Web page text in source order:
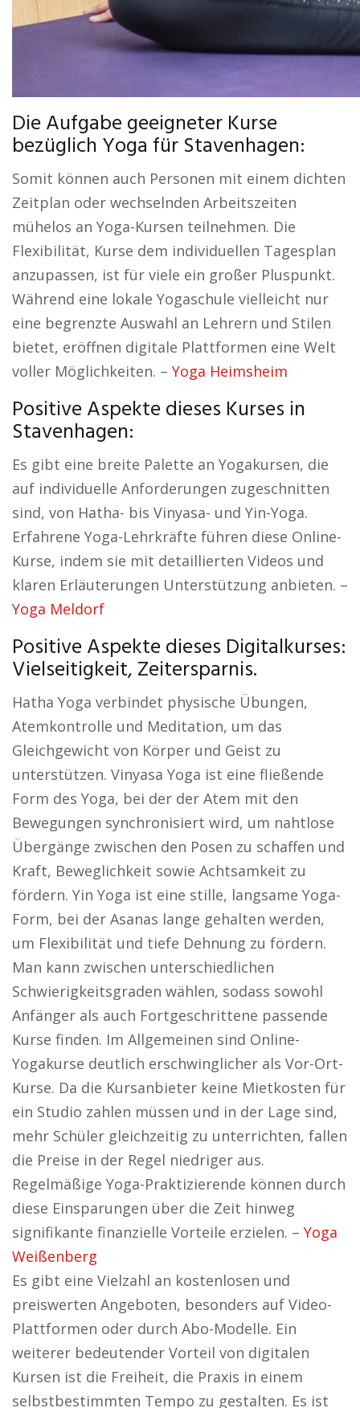
Die Aufgabe geeigneter Kurse
bezüglich Yoga für Stavenhagen:
Somit können auch Personen mit einem dichten
Zeitplan oder wechselnden Arbeitszeiten
mühelos an Yoga-Kursen teilnehmen. Die
Flexibilität, Kurse dem individuellen Tagesplan
anzupassen, ist für viele ein großer Pluspunkt.
Während eine lokale Yogaschule vielleicht nur
eine begrenzte Auswahl an Lehrern und Stilen
bietet, eröffnen digitale Plattformen eine Welt
voller Möglichkeiten. – Yoga Heimsheim
Positive Aspekte dieses Kurses in
Stavenhagen:
Es gibt eine breite Palette an Yogakursen, die
auf individuelle Anforderungen zugeschnitten
sind, von Hatha- bis Vinyasa- und Yin-Yoga.
Erfahrene Yoga-Lehrkräfte führen diese Online-
Kurse, indem sie mit detaillierten Videos und
klaren Erläuterungen Unterstützung anbieten. –
Yoga Meldorf
Positive Aspekte dieses Digitalkurses:
Vielseitigkeit, Zeitersparnis.
Hatha Yoga verbindet physische Übungen,
Atemkontrolle und Meditation, um das
Gleichgewicht von Körper und Geist zu
unterstützen. Vinyasa Yoga ist eine fließende
Form des Yoga, bei der der Atem mit den
Bewegungen synchronisiert wird, um nahtlose
Übergänge zwischen den Posen zu schaffen und
Kraft, Beweglichkeit sowie Achtsamkeit zu
fördern. Yin Yoga ist eine stille, langsame Yoga-
Form, bei der Asanas lange gehalten werden,
um Flexibilität und tiefe Dehnung zu fördern.
Man kann zwischen unterschiedlichen
Schwierigkeitsgraden wählen, sodass sowohl
Anfänger als auch Fortgeschrittene passende
Kurse finden. Im Allgemeinen sind Online-
Yogakurse deutlich erschwinglicher als Vor-Ort-
Kurse. Da die Kursanbieter keine Mietkosten für
ein Studio zahlen müssen und in der Lage sind,
mehr Schüler gleichzeitig zu unterrichten, fallen
die Preise in der Regel niedriger aus.
Regelmäßige Yoga-Praktizierende können durch
diese Einsparungen über die Zeit hinweg
signifikante finanzielle Vorteile erzielen. – Yoga
Weißenberg
Es gibt eine Vielzahl an kostenlosen und
preiswerten Angeboten, besonders auf Video-
Plattformen oder durch Abo-Modelle. Ein
weiterer bedeutender Vorteil von digitalen
Kursen ist die Freiheit, die Praxis in einem
selbstbestimmten Tempo zu gestalten. Es ist